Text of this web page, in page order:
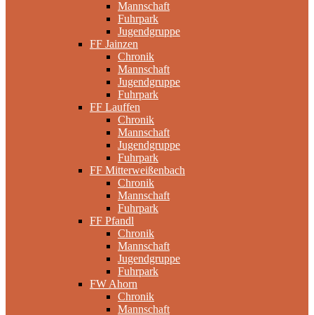
Mannschaft
Fuhrpark
Jugendgruppe
FF Jainzen
Chronik
Mannschaft
Jugendgruppe
Fuhrpark
FF Lauffen
Chronik
Mannschaft
Jugendgruppe
Fuhrpark
FF Mitterweißenbach
Chronik
Mannschaft
Fuhrpark
FF Pfandl
Chronik
Mannschaft
Jugendgruppe
Fuhrpark
FW Ahorn
Chronik
Mannschaft